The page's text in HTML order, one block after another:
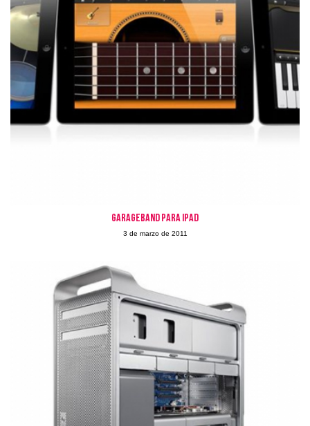
Garageband para iPad
3 de marzo de 2011